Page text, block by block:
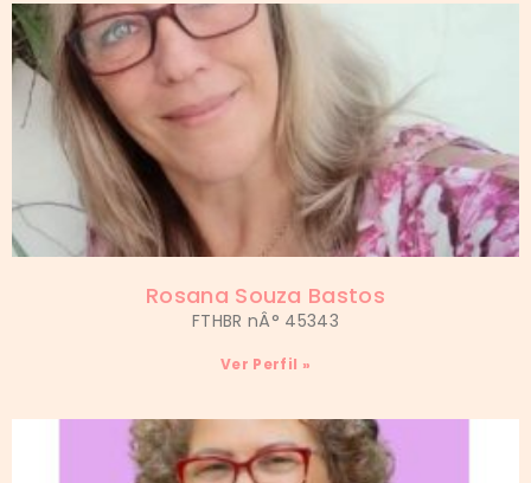
Rosana Souza Bastos
FTHBR nÂ° 45343
Ver Perfil »